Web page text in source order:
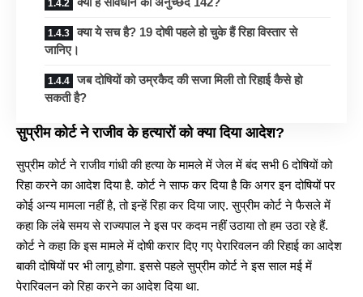
क्या ये सच है? 19 दोषी पहले हो चुके हैं रिहा विस्तार से
जानिए।
जब दोषियों को उम्रकैद की सजा मिली तो रिहाई कैसे हो
सकती है?
सुप्रीम कोर्ट ने राजीव के हत्यारों को क्या दिया आदेश?
सुप्रीम कोर्ट ने राजीव गांधी की हत्याके मामले में जेल में बंद सभी 6 दोषियों को
रिहा करने का आदेश दिया है. कोर्ट ने साफ कर दिया है कि अगर इन दोषियों पर
कोई अन्य मामला नहीं है, तो इन्हें रिहा कर दिया जाए. सुप्रीम कोर्ट ने फैसले में
कहा कि लंबे समय से राज्यपाल ने इस पर कदम नहीं उठाया तो हम उठा रहे हैं.
कोर्ट ने कहा कि इस मामले में दोषी करार दिए गए पेरारिवलन की रिहाई का आदेश
बाकी दोषियों पर भी लागू होगा. इससे पहले सुप्रीम कोर्ट ने इस साल मई में
पेरारिवलन को रिहा करने का आदेश दिया था.